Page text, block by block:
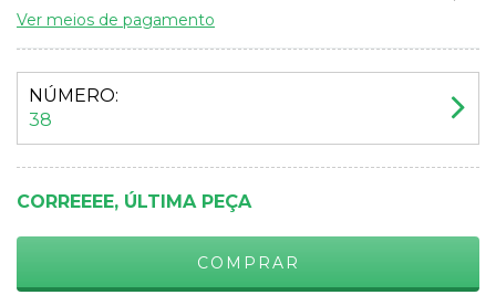
Ver meios de pagamento
NÚMERO:
38
CORREEEE, ÚLTIMA PEÇA